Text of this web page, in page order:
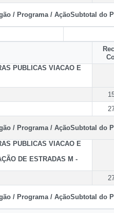
/ Programa / AçãoSubtotal do
PUBLICAS VIACAO E
/ Programa / AçãoSubtotal do
PUBLICAS VIACAO E
DE ESTRADAS M -
/ Programa / AçãoSubtotal do